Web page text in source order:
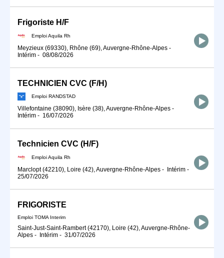
Frigoriste H/F
Emploi Aquila Rh
Meyzieux (69330), Rhône (69), Auvergne-Rhône-Alpes -
Intérim - 08/08/2026
TECHNICIEN CVC (F/H)
Emploi RANDSTAD
Villefontaine (38090), Isère (38), Auvergne-Rhône-Alpes -
Intérim - 16/07/2026
Technicien CVC (H/F)
Emploi Aquila Rh
Marclopt (42210), Loire (42), Auvergne-Rhône-Alpes - Intérim -
25/07/2026
FRIGORISTE
Emploi TOMA Interim
Saint-Just-Saint-Rambert (42170), Loire (42), Auvergne-Rhône-
Alpes - Intérim - 31/07/2026